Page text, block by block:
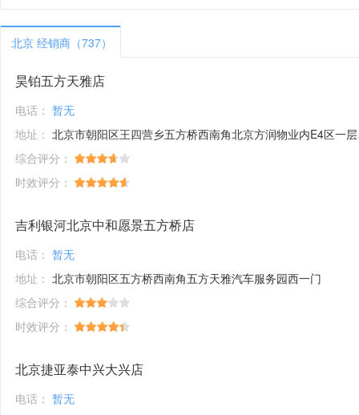
北京 经销商（737）
昊铂五方天雅店
电话： 暂无
地址： 北京市朝阳区王四营乡五方桥西南角北京方润物业内E4区一层56、58号
综合评分：
时效评分：
吉利银河北京中和愿景五方桥店
电话： 暂无
地址： 北京市朝阳区五方桥西南角五方天雅汽车服务园西一门
综合评分：
时效评分：
北京捷亚泰中兴大兴店
电话： 暂无